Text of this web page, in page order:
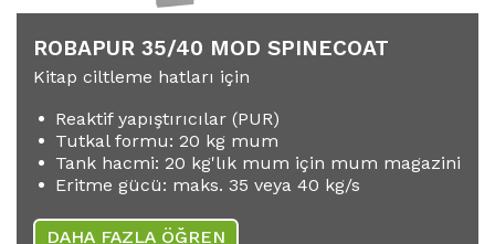
ROBAPUR 35/40 MOD SPINECOAT
Kitap ciltleme hatları için
Reaktif yapıştırıcılar (PUR)
Tutkal formu: 20 kg mum
Tank hacmi: 20 kg'lık mum için mum magazini
Eritme gücü: maks. 35 veya 40 kg/s
DAHA FAZLA ÖĞREN